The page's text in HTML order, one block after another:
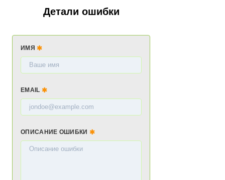
Детали ошибки
ИМЯ
EMAIL
ОПИСАНИЕ ОШИБКИ